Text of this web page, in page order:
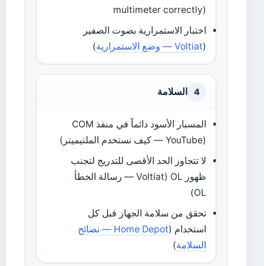
multimeter correctly)
اختبار الاستمرارية بصوت الصفير
(Voltiat — وضع الاستمرارية )
4 السلامة
المسبار الأسود دائماً في منفذ COM
(YouTube — كيف نستخدم الملتيميتر)
لا تتجاوز الحد الأقصى للتدريج لتجنب
ظهور OL (Voltiat — رسالة الخطأ
OL)
تحقق من سلامة الجهاز قبل كل
استخدام (
Home Depot — نصائح
السلامة)